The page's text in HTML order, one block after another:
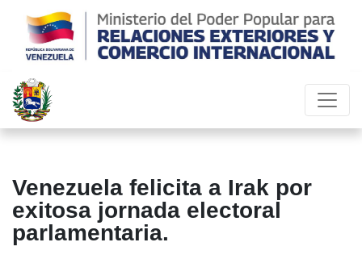
Venezuela felicita a Irak por
exitosa jornada electoral
parlamentaria.